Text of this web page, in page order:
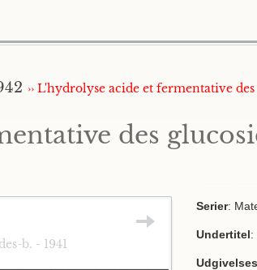
›› L'hydrolyse acide et fermentative des
des
b. - 1941
Serier:
Undertitel: